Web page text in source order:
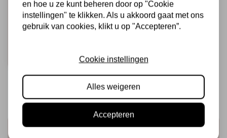
Acrylverf 120 ml
Ancient White
Schrijf je in voor de nieuwsbrief
en hoe u ze kunt beheren door op "Cookie
instellingen" te klikken. Als u akkoord gaat met ons
gebruik van cookies, klikt u op "Accepteren”.
Cookie instellingen
Alles weigeren
Accepteren